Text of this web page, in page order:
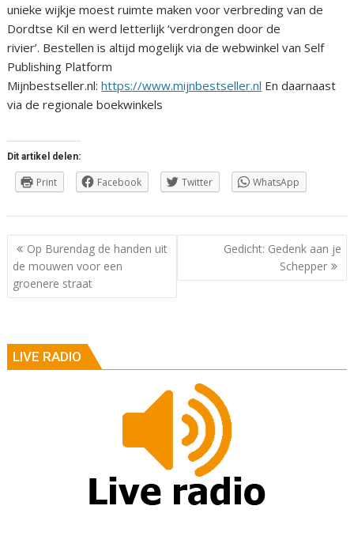
unieke wijkje moest ruimte maken voor verbreding van de
Dordtse Kil en werd letterlijk ‘verdrongen door de
rivier’. Bestellen is altijd mogelijk via de webwinkel van Self
Publishing Platform
Mijnbestseller.nl:https://www.mijnbestseller.nl En daarnaast
via de regionale boekwinkels
Dit artikel delen:
Print Facebook Twitter WhatsApp
Berichtnavigatie
Op Burendag de handen uit
de mouwen voor een
groenere straat
Gedicht: Gedenk aan je
Schepper
LIVE RADIO